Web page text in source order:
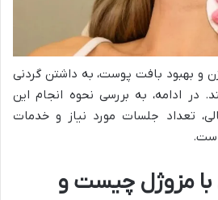
و بهبود بافت پوست، به داشتن گردنی
ادامه، به بررسی نحوه انجام این
تعداد جلسات مورد نیاز و خدمات
با مزوژل چیست و